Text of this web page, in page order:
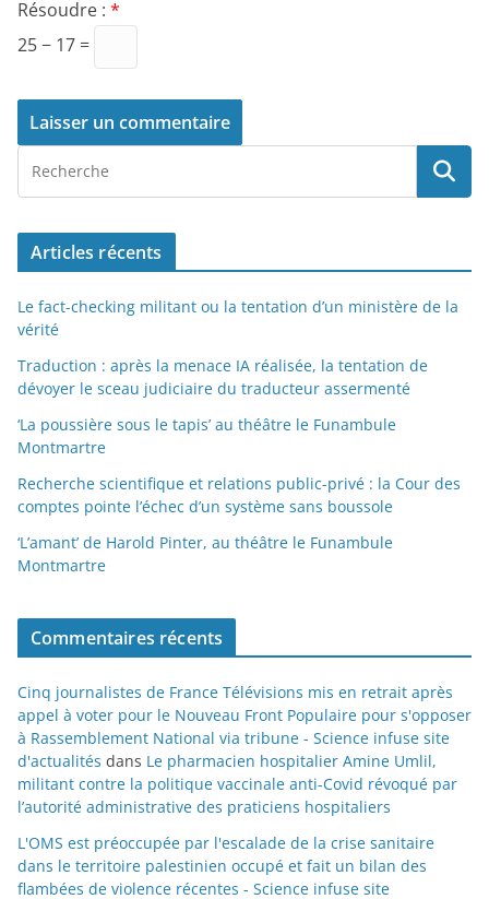
Résoudre : *
25 − 17 =
Articles récents
Le fact-checking militant ou la tentation d’un ministère de la
vérité
Traduction : après la menace IA réalisée, la tentation de
dévoyer le sceau judiciaire du traducteur assermenté
‘La poussière sous le tapis’ au théâtre le Funambule
Montmartre
Recherche scientifique et relations public-privé : la Cour des
comptes pointe l’échec d’un système sans boussole
‘L’amant’ de Harold Pinter, au théâtre le Funambule
Montmartre
Commentaires récents
Cinq journalistes de France Télévisions mis en retrait après
appel à voter pour le Nouveau Front Populaire pour s'opposer
à Rassemblement National via tribune - Science infuse site
d'actualités dans Le pharmacien hospitalier Amine Umlil,
militant contre la politique vaccinale anti-Covid révoqué par
l’autorité administrative des praticiens hospitaliers
L'OMS est préoccupée par l'escalade de la crise sanitaire
dans le territoire palestinien occupé et fait un bilan des
flambées de violence récentes - Science infuse site